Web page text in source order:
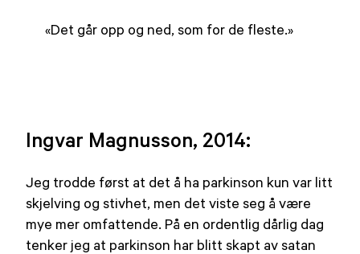
«Det går opp og ned, som for de fleste.»
Ingvar Magnusson, 2014:
Jeg trodde først at det å ha parkinson kun var litt
skjelving og stivhet, men det viste seg å være
mye mer omfattende. På en ordentlig dårlig dag
tenker jeg at parkinson har blitt skapt av satan